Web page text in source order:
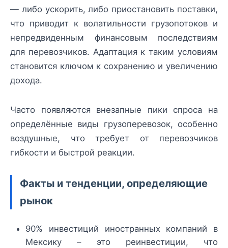
— либо ускорить, либо приостановить поставки,
что приводит к волатильности грузопотоков и
непредвиденным финансовым последствиям
для перевозчиков. Адаптация к таким условиям
становится ключом к сохранению и увеличению
дохода.
Часто появляются внезапные пики спроса на
определённые виды грузоперевозок, особенно
воздушные, что требует от перевозчиков
гибкости и быстрой реакции.
Факты и тенденции, определяющие
рынок
90% инвестиций иностранных компаний в
Мексику – это реинвестиции, что